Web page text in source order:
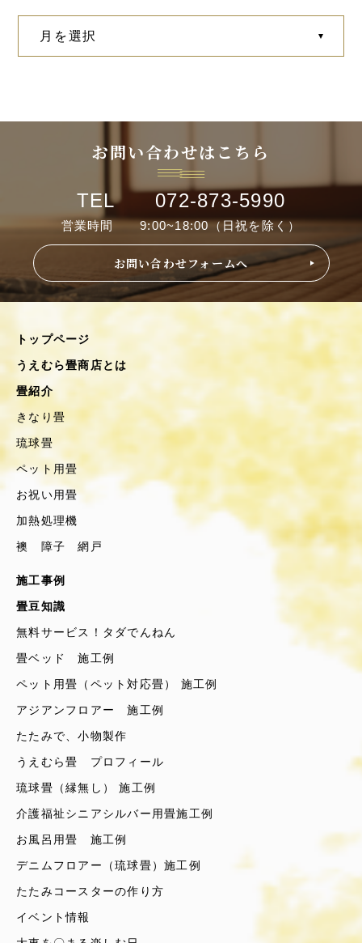
お問い合わせはこちら
TEL 072-873-5990
営業時間 9:00~18:00（日祝を除く）
お問い合わせフォームへ
トップページ
うえむら畳商店とは
畳紹介
きなり畳
琉球畳
ペット用畳
お祝い用畳
加熱処理機
襖 障子 網戸
施工事例
畳豆知識
無料サービス！タダでんねん
畳ベッド 施工例
ペット用畳（ペット対応畳） 施工例
アジアンフロアー 施工例
たたみで、小物製作
うえむら畳 プロフィール
琉球畳（縁無し） 施工例
介護福祉シニアシルバー用畳施工例
お風呂用畳 施工例
デニムフロアー（琉球畳）施工例
たたみコースターの作り方
イベント情報